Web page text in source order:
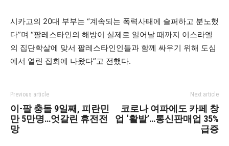
시카고의 20대 부부는 “계속되는 폭력사태에 슬퍼하고 분노했
다”며 “팔레스타인의 해방이 실제로 일어날 때까지 이스라엘
의 집단학살에 맞서 팔레스타인인들과 함께 싸우기 위해 도심
에서 열린 집회에 나왔다”고 전했다.
Previous article
이-팔 충돌 9일째, 피란민
만 5만명…엇갈린 휴전전
망
Next article
코로나 여파에도 카페 창
업 ‘활발’…통신판매업 35%
급증